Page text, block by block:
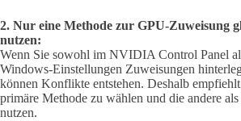
2. Nur eine Methode zur GPU-Zuweisung
nutzen:
Wenn Sie sowohl im NVIDIA Control Panel
Windows-Einstellungen Zuweisungen
können Konflikte entstehen. Deshalb
primäre Methode zu wählen und die andere
nutzen.